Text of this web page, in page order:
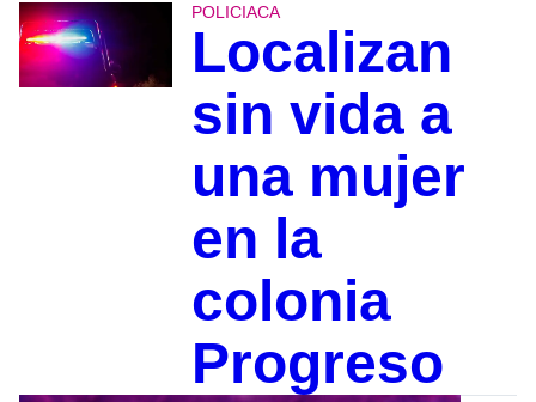
POLICIACA
Localizan
sin vida a
una mujer
en la
colonia
Progreso